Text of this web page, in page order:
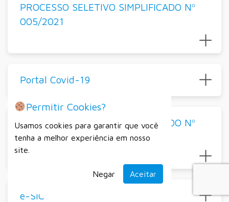
PROCESSO SELETIVO SIMPLIFICADO Nº
005/2021
Portal Covid-19
PROCESSO SELETIVO SIMPLIFICADO Nº
001/2022
e-SIC
Permitir Cookies?
Usamos cookies para garantir que você
tenha a melhor experiência em nosso
site.
Negar Aceitar